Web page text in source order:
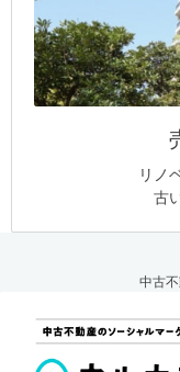
リノ
古
中古